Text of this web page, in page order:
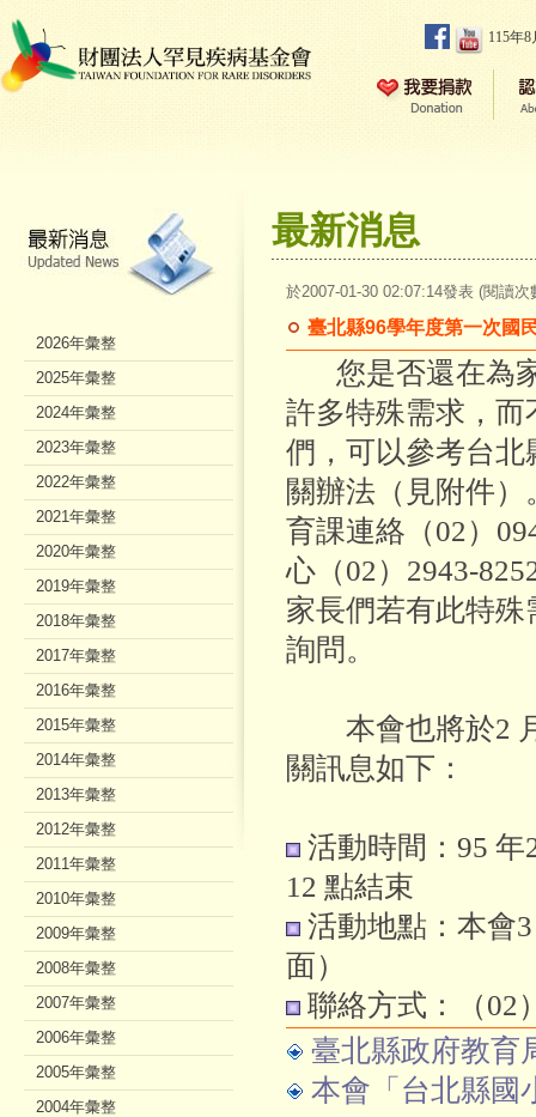
115年
最新消息
於2007-01-30 02:07:14發表 (閱讀次
臺北縣96學年度第一次國
您是否還在為家
許多特殊需求，
們，可以參考台
關辦法（見附件
育課連絡（02）
心（02）2943-
家長們若有此特
詢問。
本會也將於2 月
關訊息如下：
活動時間：95
12 點結束
活動地點：本會
面）
聯絡方式：（02
臺北縣政府教育
本會「台北縣國
2026年彙整
2025年彙整
2024年彙整
2023年彙整
2022年彙整
2021年彙整
2020年彙整
2019年彙整
2018年彙整
2017年彙整
2016年彙整
2015年彙整
2014年彙整
2013年彙整
2012年彙整
2011年彙整
2010年彙整
2009年彙整
2008年彙整
2007年彙整
2006年彙整
2005年彙整
2004年彙整